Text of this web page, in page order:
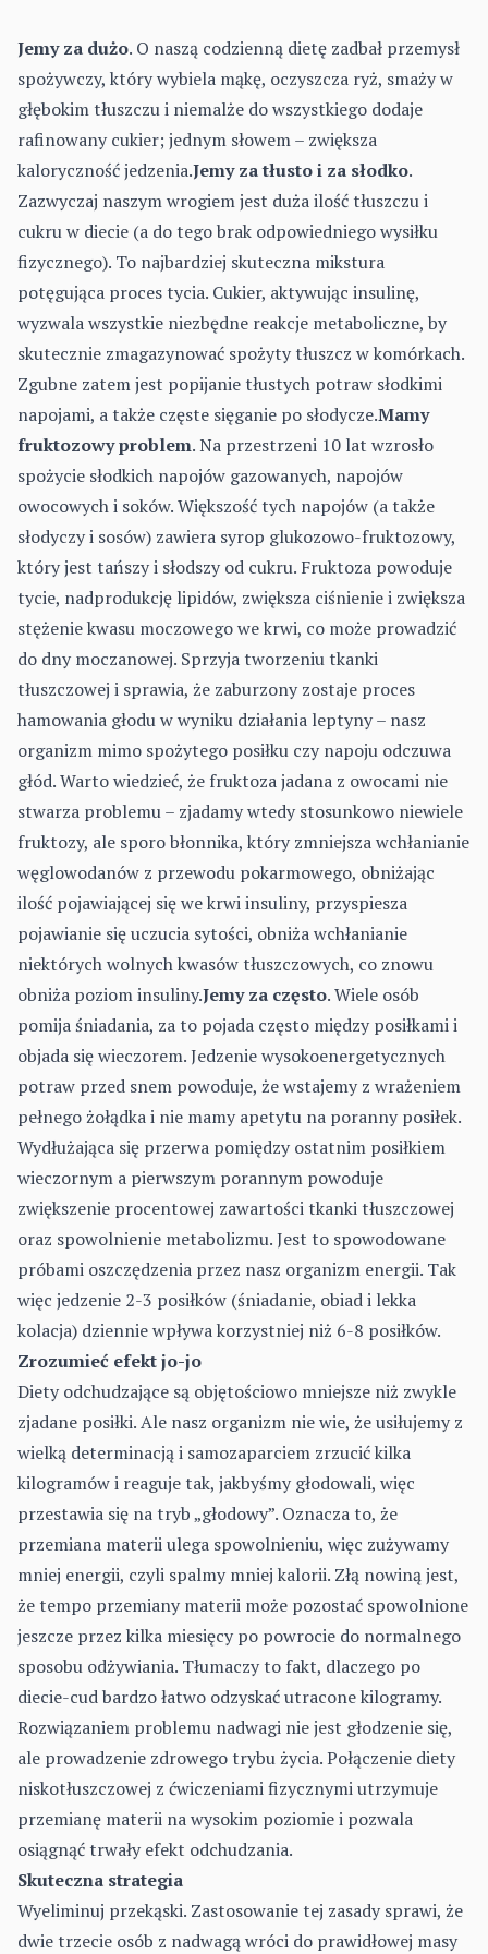
Jemy za dużo. O naszą codzienną dietę zadbał przemysł
spożywczy, który wybiela mąkę, oczyszcza ryż, smaży w
głębokim tłuszczu i niemalże do wszystkiego dodaje
rafinowany cukier; jednym słowem – zwiększa
kaloryczność jedzenia.Jemy za tłusto i za słodko.
Zazwyczaj naszym wrogiem jest duża ilość tłuszczu i
cukru w diecie (a do tego brak odpowiedniego wysiłku
fizycznego). To najbardziej skuteczna mikstura
potęgująca proces tycia. Cukier, aktywując insulinę,
wyzwala wszystkie niezbędne reakcje metaboliczne, by
skutecznie zmagazynować spożyty tłuszcz w komórkach.
Zgubne zatem jest popijanie tłustych potraw słodkimi
napojami, a także częste sięganie po słodycze.Mamy
fruktozowy problem. Na przestrzeni 10 lat wzrosło
spożycie słodkich napojów gazowanych, napojów
owocowych i soków. Większość tych napojów (a także
słodyczy i sosów) zawiera syrop glukozowo-fruktozowy,
który jest tańszy i słodszy od cukru. Fruktoza powoduje
tycie, nadprodukcję lipidów, zwiększa ciśnienie i zwiększa
stężenie kwasu moczowego we krwi, co może prowadzić
do dny moczanowej. Sprzyja tworzeniu tkanki
tłuszczowej i sprawia, że zaburzony zostaje proces
hamowania głodu w wyniku działania leptyny – nasz
organizm mimo spożytego posiłku czy napoju odczuwa
głód. Warto wiedzieć, że fruktoza jadana z owocami nie
stwarza problemu – zjadamy wtedy stosunkowo niewiele
fruktozy, ale sporo błonnika, który zmniejsza wchłanianie
węglowodanów z przewodu pokarmowego, obniżając
ilość pojawiającej się we krwi insuliny, przyspiesza
pojawianie się uczucia sytości, obniża wchłanianie
niektórych wolnych kwasów tłuszczowych, co znowu
obniża poziom insuliny.Jemy za często. Wiele osób
pomija śniadania, za to pojada często między posiłkami i
objada się wieczorem. Jedzenie wysokoenergetycznych
potraw przed snem powoduje, że wstajemy z wrażeniem
pełnego żołądka i nie mamy apetytu na poranny posiłek.
Wydłużająca się przerwa pomiędzy ostatnim posiłkiem
wieczornym a pierwszym porannym powoduje
zwiększenie procentowej zawartości tkanki tłuszczowej
oraz spowolnienie metabolizmu. Jest to spowodowane
próbami oszczędzenia przez nasz organizm energii. Tak
więc jedzenie 2-3 posiłków (śniadanie, obiad i lekka
kolacja) dziennie wpływa korzystniej niż 6-8 posiłków.
Zrozumieć efekt jo-jo
Diety odchudzające są objętościowo mniejsze niż zwykle
zjadane posiłki. Ale nasz organizm nie wie, że usiłujemy z
wielką determinacją i samozaparciem zrzucić kilka
kilogramów i reaguje tak, jakbyśmy głodowali, więc
przestawia się na tryb „głodowy”. Oznacza to, że
przemiana materii ulega spowolnieniu, więc zużywamy
mniej energii, czyli spalmy mniej kalorii. Złą nowiną jest,
że tempo przemiany materii może pozostać spowolnione
jeszcze przez kilka miesięcy po powrocie do normalnego
sposobu odżywiania. Tłumaczy to fakt, dlaczego po
diecie-cud bardzo łatwo odzyskać utracone kilogramy.
Rozwiązaniem problemu nadwagi nie jest głodzenie się,
ale prowadzenie zdrowego trybu życia. Połączenie diety
niskotłuszczowej z ćwiczeniami fizycznymi utrzymuje
przemianę materii na wysokim poziomie i pozwala
osiągnąć trwały efekt odchudzania.
Skuteczna strategia
Wyeliminuj przekąski. Zastosowanie tej zasady sprawi, że
dwie trzecie osób z nadwagą wróci do prawidłowej masy